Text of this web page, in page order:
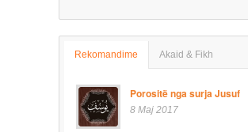
Rekomandime Akaid & Fikh
Porositë nga surja Jusuf
8 Maj 2017